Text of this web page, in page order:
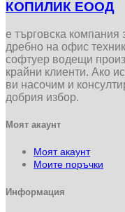
КОПИЛИК ЕООД
е търговска компания
дребно на офис
софтуер водещи
крайни клиенти. Ако
ви насочим и
добрия избор.
Моят акаунт
Моят акаунт
Моите поръчки
Информация